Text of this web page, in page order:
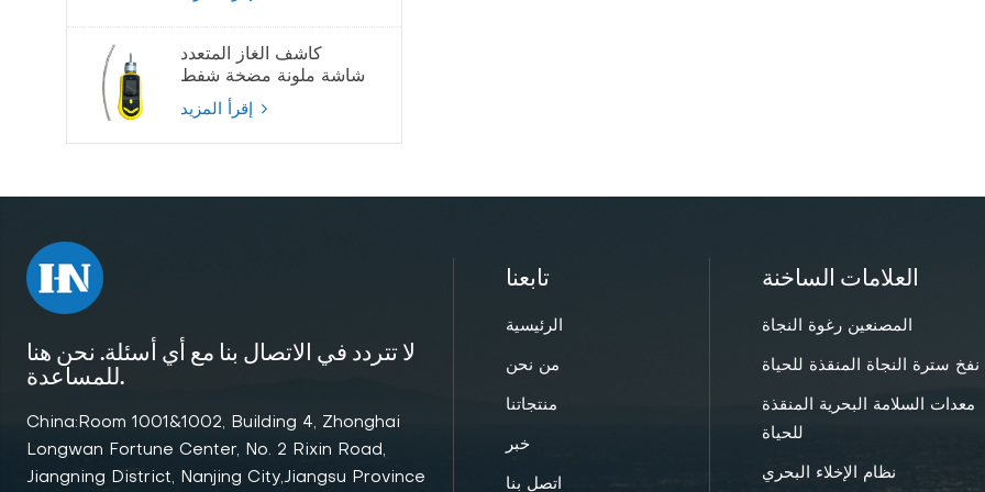
كاشف الغاز المتعدد
شاشة ملونة مضخة شفط
كاشف الغاز
لا تتردد في الاتصال بنا مع أي أسئلة. نحن هنا
للمساعدة.
China:Room 1001&1002, Building 4, Zhonghai
Longwan Fortune Center, No. 2 Rixin Road,
Jiangning District, Nanjing City,Jiangsu Province
تابعنا
الرئيسية
من نحن
منتجاتنا
خبر
اتصل بنا
العلامات الساخنة
المصنعين رغوة النجاة
نفخ سترة النجاة المنقذة للحياة
معدات السلامة البحرية المنقذة
للحياة
نظام الإخلاء البحري